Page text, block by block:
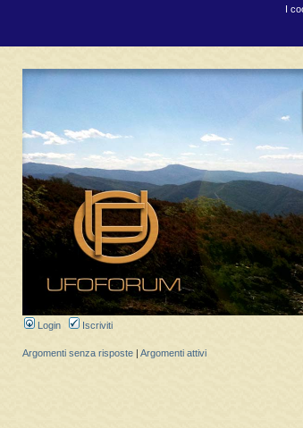
I
Login Iscriviti
Argomenti senza risposte Argomenti attivi